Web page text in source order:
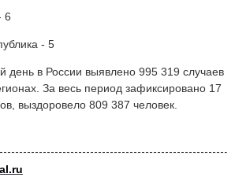
6
- 5
день в России выявлено 995 319 случаев
За весь период зафиксировано 17
выздоровело 809 387 человек.